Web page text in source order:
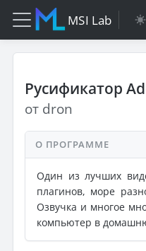
MSI Lab
Русификатор
от dron
О ПРОГРАММЕ
Один из лучших
плагинов, море
Озвучка и многое
компьютер в